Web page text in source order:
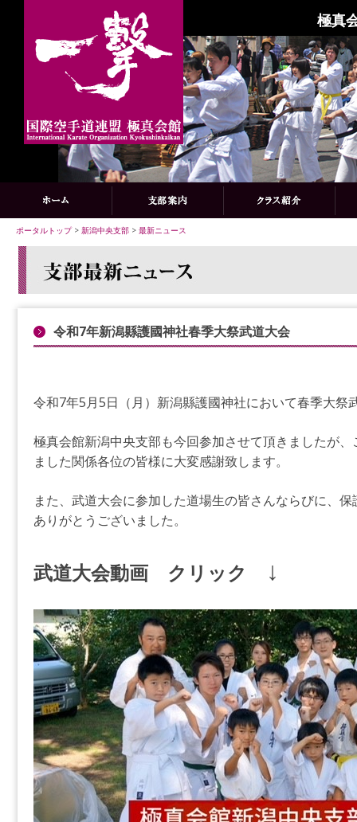
極真
ポータルトップ> 新潟中央支部 > 最新ニュース
令和7年新潟縣護國神社春季大祭武道大会
令和7年5月5日（月）新潟縣護國神社において春季大祭
極真会館新潟中央支部も今回参加させて頂きましたが
ました関係各位の皆様に大変感謝致します。
また、武道大会に参加した道場生の皆さんならびに、
ありがとうございました。
武道大会動画 クリック ↓